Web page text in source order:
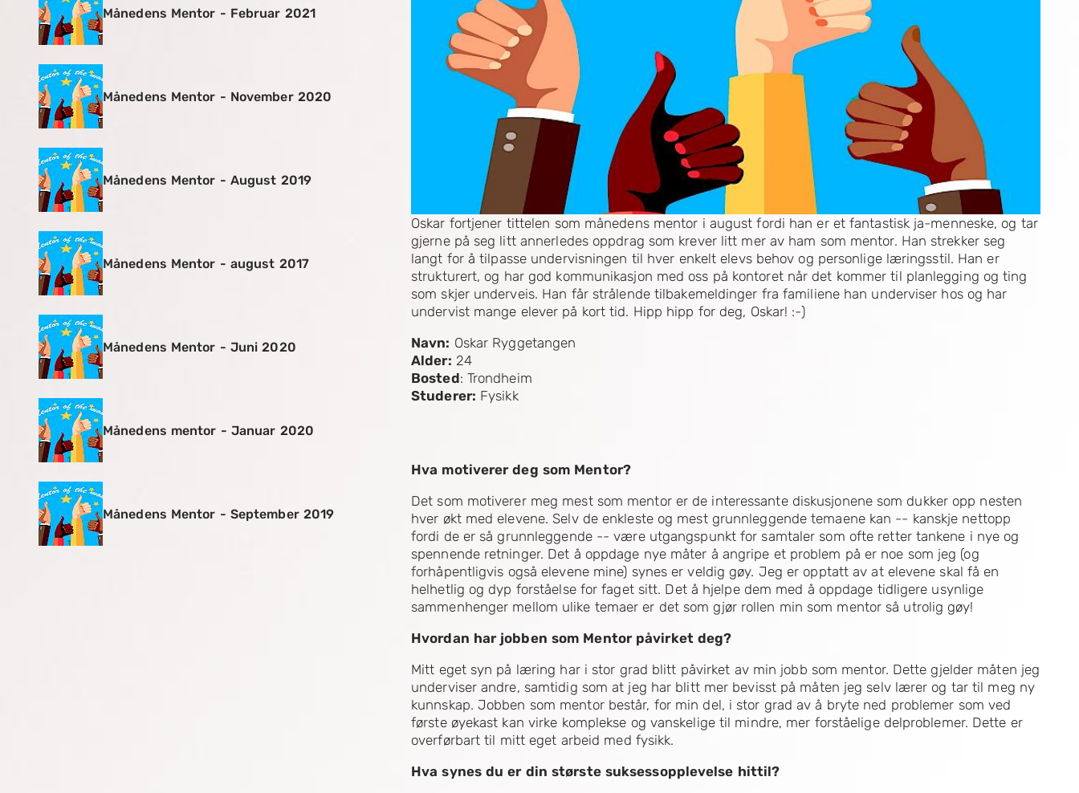
Månedens Mentor - Februar 2021
Månedens Mentor - November 2020
Månedens Mentor - August 2019
Månedens Mentor - august 2017
Månedens Mentor - Juni 2020
Månedens mentor - Januar 2020
Månedens Mentor - September 2019
Oskar fortjener tittelen som månedens mentor i august fordi han er et fantastisk ja-menneske, og tar
gjerne på seg litt annerledes oppdrag som krever litt mer av ham som mentor. Han strekker seg
langt for å tilpasse undervisningen til hver enkelt elevs behov og personlige læringsstil. Han er
strukturert, og har god kommunikasjon med oss på kontoret når det kommer til planlegging og ting
som skjer underveis. Han får strålende tilbakemeldinger fra familiene han underviser hos og har
undervist mange elever på kort tid. Hipp hipp for deg, Oskar! :-)
Navn: Oskar Ryggetangen
Alder: 24
Bosted: Trondheim
Studerer: Fysikk
Hva motiverer deg som Mentor?
Det som motiverer meg mest som mentor er de interessante diskusjonene som dukker opp nesten
hver økt med elevene. Selv de enkleste og mest grunnleggende temaene kan -- kanskje nettopp
fordi de er så grunnleggende -- være utgangspunkt for samtaler som ofte retter tankene i nye og
spennende retninger. Det å oppdage nye måter å angripe et problem på er noe som jeg (og
forhåpentligvis også elevene mine) synes er veldig gøy. Jeg er opptatt av at elevene skal få en
helhetlig og dyp forståelse for faget sitt. Det å hjelpe dem med å oppdage tidligere usynlige
sammenhenger mellom ulike temaer er det som gjør rollen min som mentor så utrolig gøy!
Hvordan har jobben som Mentor påvirket deg?
Mitt eget syn på læring har i stor grad blitt påvirket av min jobb som mentor. Dette gjelder måten jeg
underviser andre, samtidig som at jeg har blitt mer bevisst på måten jeg selv lærer og tar til meg ny
kunnskap. Jobben som mentor består, for min del, i stor grad av å bryte ned problemer som ved
første øyekast kan virke komplekse og vanskelige til mindre, mer forståelige delproblemer. Dette er
overførbart til mitt eget arbeid med fysikk.
Hva synes du er din største suksessopplevelse hittil?